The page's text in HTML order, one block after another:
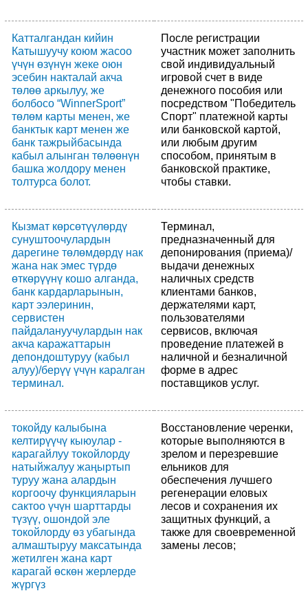
Катталгандан кийин
Катышуучу коюм жасоо
үчүн өзүнүн жеке оюн
эсебин накталай акча
төлөө аркылуу, же
болбосо “WinnerSport”
төлөм карты менен, же
банктык карт менен же
банк тажрыйбасында
кабыл алынган төлөөнүн
башка жолдору менен
толтурса болот.
После регистрации
участник может заполнить
свой индивидуальный
игровой счет в виде
денежного пособия или
посредством "Победитель
Спорт" платежной карты
или банковской картой,
или любым другим
способом, принятым в
банковской практике,
чтобы ставки.
Кызмат көрсөтүүлөрдү
сунуштоочулардын
дарегине төлөмдөрдү нак
жана нак эмес түрдө
өткөрүүнү кошо алганда,
банк кардарларынын,
карт ээлеринин,
сервистен
пайдалануучулардын нак
акча каражаттарын
депондоштуруу (кабыл
алуу)/берүү үчүн каралган
терминал.
Терминал,
предназначенный для
депонирования (приема)/
выдачи денежных
наличных средств
клиентами банков,
держателями карт,
пользователями
сервисов, включая
проведение платежей в
наличной и безналичной
форме в адрес
поставщиков услуг.
токойду калыбына
келтирүүчү кыюулар -
карагайлуу токойлорду
натыйжалуу жаңыртып
туруу жана алардын
коргоочу функцияларын
сактоо үчүн шарттарды
түзүү, ошондой эле
токойлорду өз убагында
алмаштыруу максатында
жетилген жана карт
карагай өскөн жерлерде
жүргүз
Восстановление черенки,
которые выполняются в
зрелом и перезревшие
ельников для
обеспечения лучшего
регенерации еловых
лесов и сохранения их
защитных функций, а
также для своевременной
замены лесов;